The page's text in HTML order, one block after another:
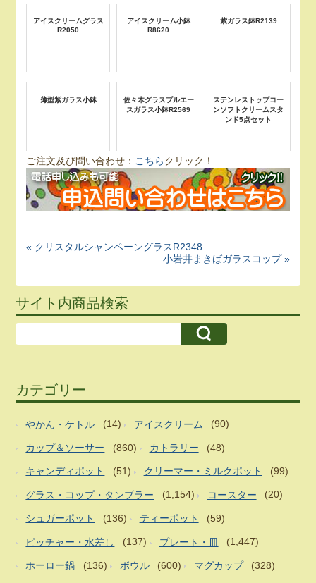
アイスクリームグラス
R2050
アイスクリーム小鉢
R8620
紫ガラス鉢R2139
薄型紫ガラス小鉢
佐々木グラスプルエー
スガラス小鉢R2569
ステンレストップコー
ンソフトクリームスタ
ンド5点セット
ご注文及び問い合わせ： こちらクリック！
« クリスタルシャンペーングラスR2348
小岩井まきばガラスコップ »
サイト内商品検索
カテゴリー
やかん・ケトル (14) アイスクリーム (90)
カップ＆ソーサー (860) カトラリー (48)
キャンディポット (51) クリーマー・ミルクポット (99)
グラス・コップ・タンブラー (1,154) コースター (20)
シュガーポット (136) ティーポット (59)
ピッチャー・水差し (137) プレート・皿 (1,447)
ホーロー鍋 (136) ボウル (600) マグカップ (328)